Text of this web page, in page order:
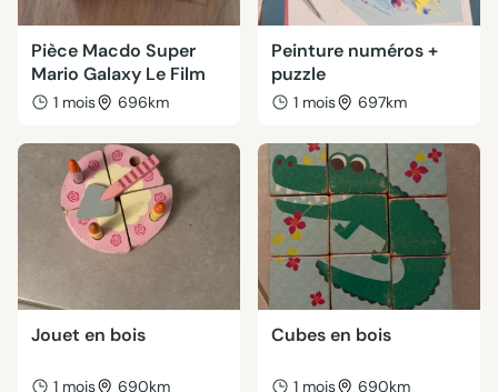
Pièce Macdo Super
Mario Galaxy Le Film
1 mois 696km
Peinture numéros +
puzzle
1 mois 697km
Jouet en bois
1 mois 690km
Cubes en bois
1 mois 690km